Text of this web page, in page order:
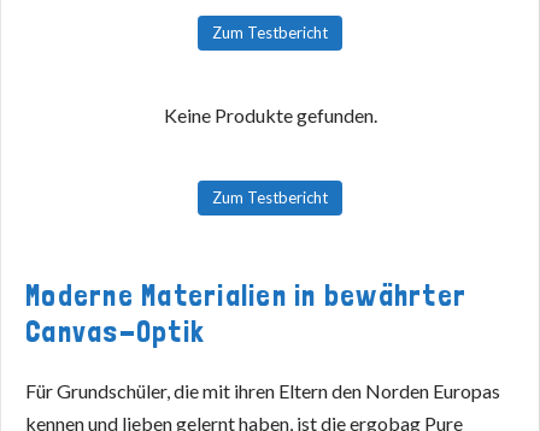
Zum Testbericht
Keine Produkte gefunden.
Zum Testbericht
Moderne Materialien in bewährter
Canvas-Optik
Für Grundschüler, die mit ihren Eltern den Norden Europas
kennen und lieben gelernt haben, ist die ergobag Pure